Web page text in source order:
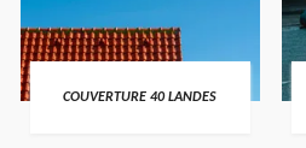
COUVERTURE 40 LANDES